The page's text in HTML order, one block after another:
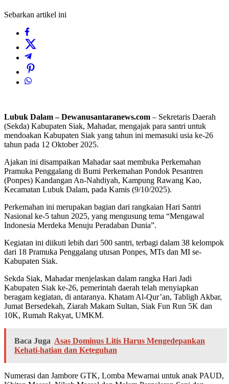
Sebarkan artikel ini
Lubuk Dalam – Dewanusantaranews.com – Sekretaris Daerah
(Sekda) Kabupaten Siak, Mahadar, mengajak para santri untuk
mendoakan Kabupaten Siak yang tahun ini memasuki usia ke-26
tahun pada 12 Oktober 2025.
Ajakan ini disampaikan Mahadar saat membuka Perkemahan
Pramuka Penggalang di Bumi Perkemahan Pondok Pesantren
(Ponpes) Kandangan An-Nahdiyah, Kampung Rawang Kao,
Kecamatan Lubuk Dalam, pada Kamis (9/10/2025).
Perkemahan ini merupakan bagian dari rangkaian Hari Santri
Nasional ke-5 tahun 2025, yang mengusung tema “Mengawal
Indonesia Merdeka Menuju Peradaban Dunia”.
Kegiatan ini diikuti lebih dari 500 santri, terbagi dalam 38 kelompok
dari 18 Pramuka Penggalang utusan Ponpes, MTs dan MI se-
Kabupaten Siak.
Sekda Siak, Mahadar menjelaskan dalam rangka Hari Jadi
Kabupaten Siak ke-26, pemerintah daerah telah menyiapkan
beragam kegiatan, di antaranya. Khatam Al-Qur’an, Tabligh Akbar,
Jumat Bersedekah, Ziarah Makam Sultan, Siak Fun Run 5K dan
10K, Rumah Rakyat, UMKM.
Baca Juga Asas Dominus Litis Harus Mengedepankan
Kehati-hatian dan Keteguhan
Numerasi dan Jambore GTK, Lomba Mewarnai untuk anak PAUD,